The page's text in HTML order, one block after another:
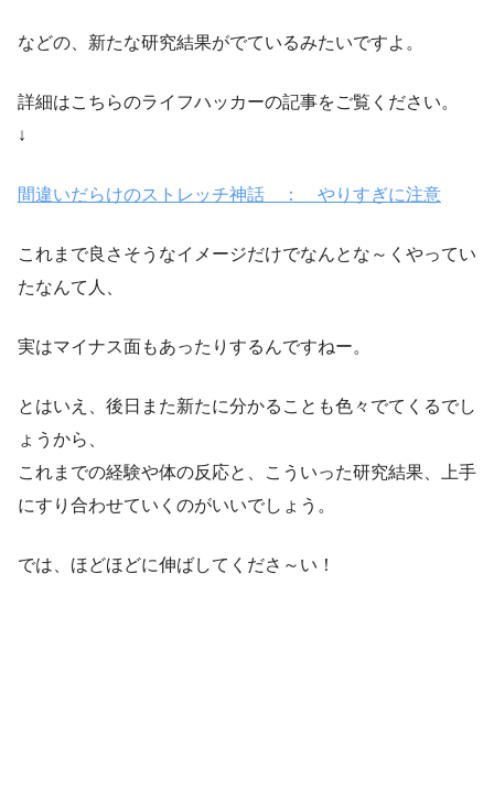
などの、新たな研究結果がでているみたいですよ。
詳細はこちらのライフハッカーの記事をご覧ください。
↓
間違いだらけのストレッチ神話 ： やりすぎに注意
これまで良さそうなイメージだけでなんとな～くやってい
たなんて人、
実はマイナス面もあったりするんですねー。
とはいえ、後日また新たに分かることも色々でてくるでし
ょうから、
これまでの経験や体の反応と、こういった研究結果、上手
にすり合わせていくのがいいでしょう。
では、ほどほどに伸ばしてくださ～い！